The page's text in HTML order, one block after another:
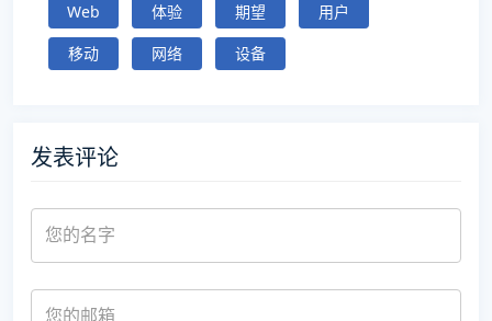
Web 体验 期望
用户
移动
网络 设备
发表评论